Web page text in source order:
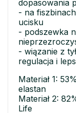
dopasowania
- na
ucisku
- podszewka
- wiązanie z
regulacja i
Materiał 1:
elastan
Materiał 2:
Life